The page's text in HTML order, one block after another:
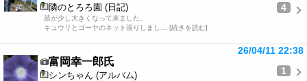
隣のとろろ園 (日記)
苗が少し大きくなって来ました。
キュウリとゴーヤのネット張りしまし… [続きを読む]
4
富岡幸一郎氏
シンちゃん (アルバム)
26/04/11 22:38
1